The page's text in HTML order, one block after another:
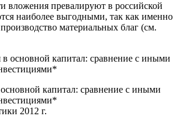
вложения превалируют в российской
наиболее выгодными, так как именно
материальных благ (см.
капитал: сравнение с иными
2012 г.